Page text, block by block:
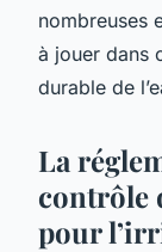
nombreuses
à jouer dans
durable de
La
contrôle
pour